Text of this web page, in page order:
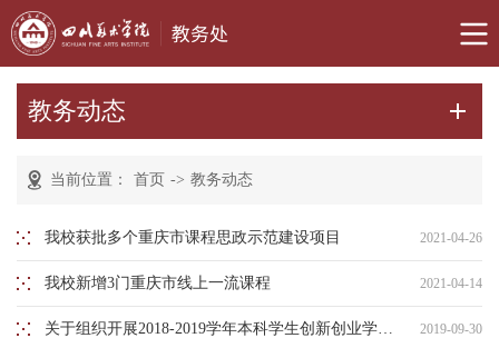
教务动态
当前位置： 首页 -> 教务动态
我校获批多个重庆市课程思政示范建设项目 2021-04-26
我校新增3门重庆市线上一流课程 2021-04-14
关于组织开展2018-2019学年本科学生创新创业学分认定工作的通知 2019-09-30